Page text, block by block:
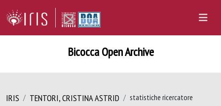
Bicocca Open Archive
IRIS TENTORI, CRISTINA ASTRID statistiche ricercatore